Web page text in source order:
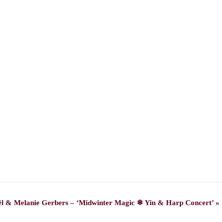
& Melanie Gerbers – ‘Midwinter Magic ❄ Yin & Harp Concert’ »